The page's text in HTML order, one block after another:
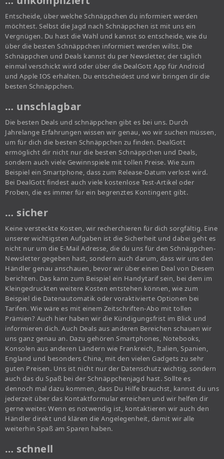
Entscheide, über welche Schnäppchen du informiert werden
möchtest. Selbst die Jagd nach Schnäppchen ist mit uns ein
Vergnügen. Du hast die Wahl und kannst so entscheide, wie du
über die besten Schnäppchen informiert werden willst. Die
Schnäppchen und Deals kannst du per Newsletter, der täglich
einmal verschickt wird oder über die DealGott App für Android
und Apple IOS erhalten. Du entscheidest und wir bringen dir die
besten Schnäppchen.
… unschlagbar
Die besten Deals und schnäppchen gibt es bei uns. Durch
Jahrelange Erfahrungen wissen wir genau, wo wir suchen müssen,
um für dich die besten Schnäppchen zu finden. DealGott
ermöglicht dir nicht nur die besten Schnäppchen und Deals,
sondern auch viele Gewinnspiele mit tollen Preise. Wie zum
Beispiel ein Smartphone, dass zum Release-Datum verlost wird.
Bei DealGott findest auch viele kostenlose Test-Artikel oder
Proben, die es immer für ein begrenztes Kontingent gibt.
… sicher
Keine versteckte Kosten, wir recherchieren für dich sorgfältig. Eine
unserer wichtigsten Aufgaben ist die Sicherheit und dabei geht es
nicht nur um die E-Mail Adresse, die du uns für den Schnäppchen-
Newsletter gegeben hast, sondern auch darum, dass wir uns den
Händler genau anschauen, bevor wir über einen Deal von Diesem
berichten. Das kann zum Beispiel ein Handytarif sein, bei dem im
Kleingedruckten weitere Kosten entstehen können, wie zum
Beispiel die Datenautomatik oder voraktivierte Optionen bei
Tarifen. Wie wäre es mit einem Zeitschriften-Abo mit tollen
Prämien? Auch hier haben wir die Kündigungsfrist im Blick und
informieren dich. Auch Deals aus anderen Bereichen schauen wir
uns ganz genau an. Dazu gehören Smartphones, Notebooks,
Konsolen aus anderen Ländern wie Frankreich, Italien, Spanien,
England und besonders China, mit den vielen Gadgets zu sehr
guten Preisen. Uns ist nicht nur der Datenschutz wichtig, sondern
auch das du Spaß bei der Schnäppchenjagd hast. Sollte es
dennoch mal dazu kommen, dass Du Hilfe brauchst, kannst du uns
jederzeit über das Kontaktformular erreichen und wir helfen dir
gerne weiter. Wenn es notwendig ist, kontaktieren wir auch den
Händler direkt und klären die Angelegenheit, damit wir alle
weiterhin Spaß am Sparen haben.
… schnell